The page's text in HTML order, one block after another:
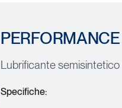
PERFORMANCE
Lubrificante semisintetico
Specifiche: